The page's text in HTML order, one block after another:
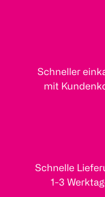
Schneller
mit
Schnelle
1-3